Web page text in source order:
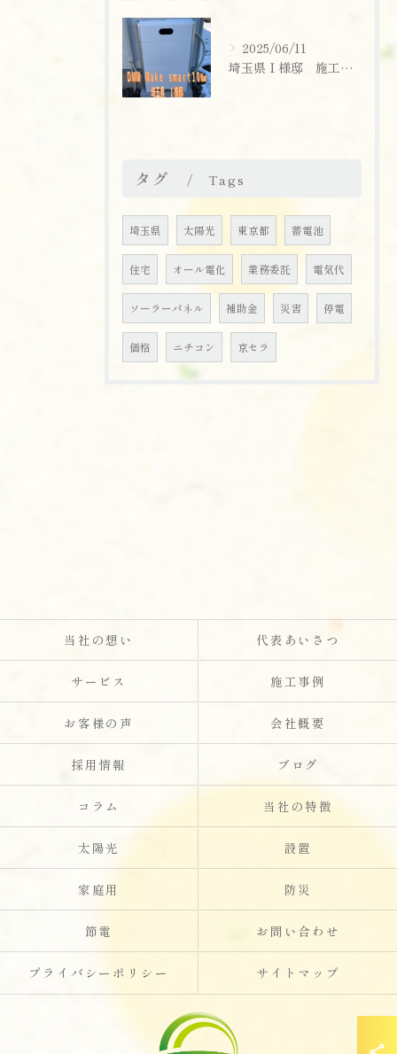
2025/06/11
埼玉県Ｉ様邸 施工実績
タグ Tags
埼玉県 太陽光 東京都 蓄電池
住宅 オール電化 業務委託 電気代
ソーラーパネル 補助金 災害 停電
価格 ニチコン 京セラ
当社の想い 代表あいさつ
サービス 施工事例
お客様の声 会社概要
採用情報 ブログ
コラム 当社の特徴
太陽光 設置
家庭用 防災
節電 お問い合わせ
プライバシーポリシー サイトマップ